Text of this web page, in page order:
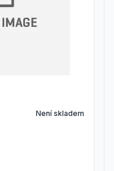
Není skladem